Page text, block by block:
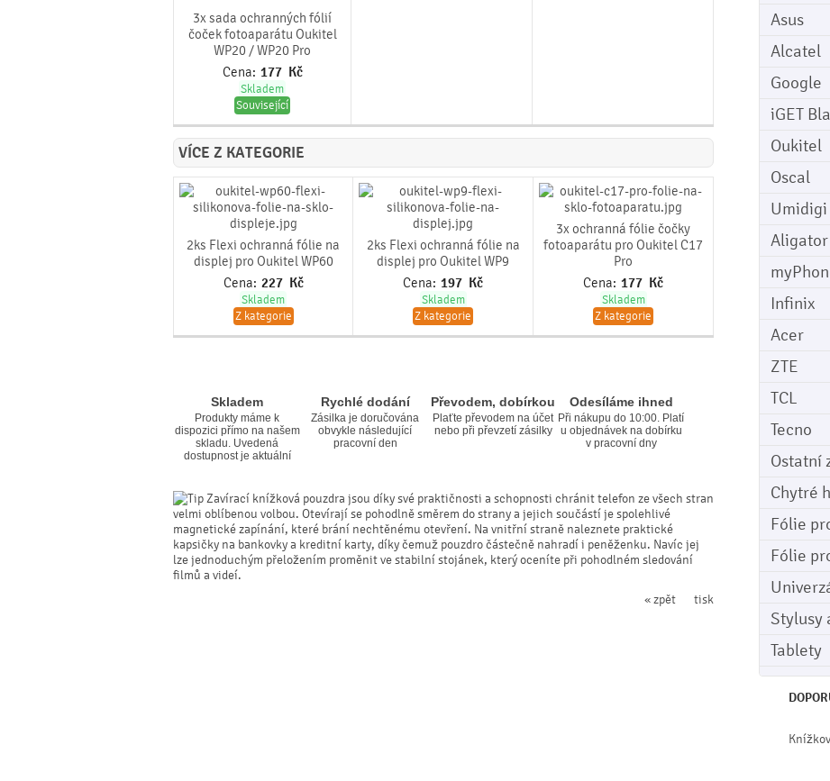
Asus
Alcatel
Google
iGET
Oukitel
Oscal
Umidigi
Aligator
Infinix
Acer
ZTE
TCL
Tecno
Ostatní
Chytré
Fólie
Fólie
Stylusy
Tablety
3x sada ochranných fólií
čoček fotoaparátu Oukitel
WP20 / WP20 Pro
Cena: 177 Kč
Skladem
Související
VÍCE Z KATEGORIE
2ks Flexi ochranná fólie na
displej pro Oukitel WP60
Cena: 227 Kč
Skladem
Z kategorie
2ks Flexi ochranná fólie na
displej pro Oukitel WP9
Cena: 197 Kč
Skladem
Z kategorie
3x ochranná fólie čočky
fotoaparátu pro Oukitel C17
Pro
Cena: 177 Kč
Skladem
Z kategorie
Skladem
Produkty máme k
dispozici přímo na našem
skladu. Uvedená
dostupnost je aktuální
Rychlé dodání
Zásilka je doručována
obvykle následující
pracovní den
Převodem, dobírkou
Plaťte převodem na účet
nebo při převzetí zásilky
Odesíláme ihned
Při nákupu do 10:00. Platí
u objednávek na dobírku
v pracovní dny
Zavírací knížková pouzdra jsou díky své praktičnosti a schopnosti chránit telefon ze všech stran
velmi oblíbenou volbou. Otevírají se pohodlně směrem do strany a jejich součástí je spolehlivé
magnetické zapínání, které brání nechtěnému otevření. Na vnitřní straně naleznete praktické
kapsičky na bankovky a kreditní karty, díky čemuž pouzdro částečně nahradí i peněženku. Navíc jej
lze jednoduchým přeložením proměnit ve stabilní stojánek, který oceníte při pohodlném sledování
filmů a videí.
tisk
« zpět